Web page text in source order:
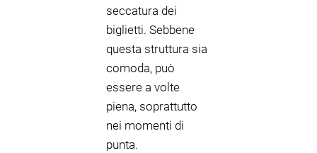
seccatura dei
biglietti. Sebbene
questa struttura sia
comoda, può
essere a volte
piena, soprattutto
nei momenti di
punta.